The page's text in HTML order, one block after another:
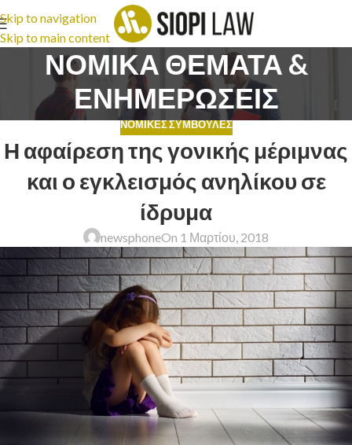
Skip to navigation
Skip to main content
ΝΟΜΙΚΑ ΘΕΜΑΤΑ &
ΕΝΗΜΕΡΩΣΕΙΣ
ΝΟΜΙΚΈΣ ΣΥΜΒΟΥΛΈΣ
Η αφαίρεση της γονικής μέριμνας
και ο εγκλεισμός ανηλίκου σε
ίδρυμα
newsphoneOn 1 Μαρτίου, 2018